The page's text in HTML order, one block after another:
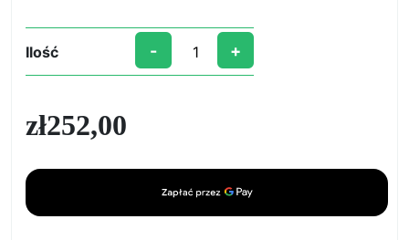
Ilość
ilość
Baza
Ręcznie
Mydeł
- +
zł252,00